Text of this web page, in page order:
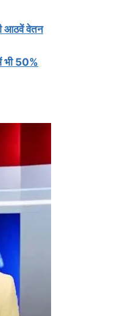
आठवें वेतन
भी 50%